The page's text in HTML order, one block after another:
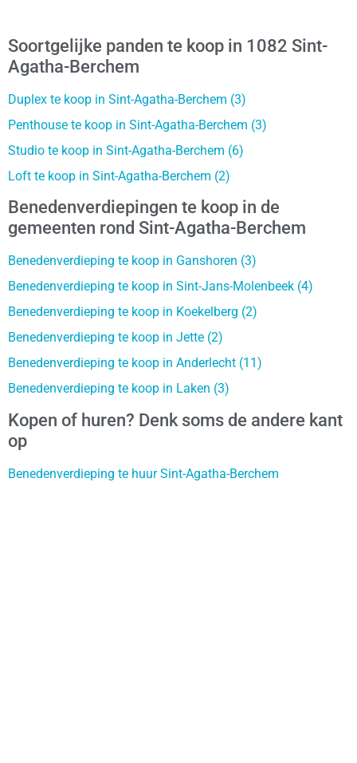
Soortgelijke panden te koop in 1082 Sint-
Agatha-Berchem
Duplex te koop in Sint-Agatha-Berchem (3)
Penthouse te koop in Sint-Agatha-Berchem (3)
Studio te koop in Sint-Agatha-Berchem (6)
Loft te koop in Sint-Agatha-Berchem (2)
Benedenverdiepingen te koop in de
gemeenten rond Sint-Agatha-Berchem
Benedenverdieping te koop in Ganshoren (3)
Benedenverdieping te koop in Sint-Jans-Molenbeek (4)
Benedenverdieping te koop in Koekelberg (2)
Benedenverdieping te koop in Jette (2)
Benedenverdieping te koop in Anderlecht (11)
Benedenverdieping te koop in Laken (3)
Kopen of huren? Denk soms de andere kant
op
Benedenverdieping te huur Sint-Agatha-Berchem